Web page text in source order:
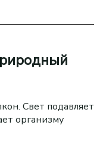
Свет подавляет
организму